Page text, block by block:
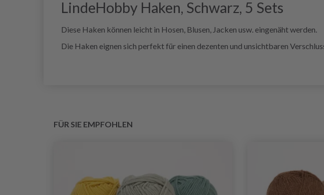
LindeHobby Haken, Schwarz, 5 Sets
Diese Haken können leicht in Hosen, Blusen, Jacken usw. eingenäht werden.
Die Haken eignen sich perfekt für einen dezenten und unsichtbaren
FÜR SIE EMPFOHLEN